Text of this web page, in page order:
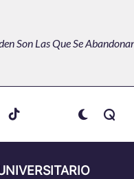
Son Las Que Se